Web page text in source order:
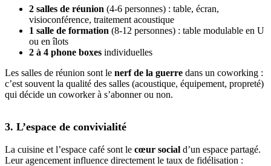
2 salles de réunion (4-6 personnes) : table, écran,
visioconférence, traitement acoustique
1 salle de formation (8-12 personnes) : table modulable en U
ou en îlots
2 à 4 phone boxes individuelles
Les salles de réunion sont le nerf de la guerre dans un coworking :
c’est souvent la qualité des salles (acoustique, équipement, propreté)
qui décide un coworker à s’abonner ou non.
3. L’espace de convivialité
La cuisine et l’espace café sont le cœur social d’un espace partagé.
Leur agencement influence directement le taux de fidélisation :